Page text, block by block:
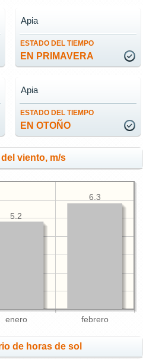
ESTADO DEL TIEMPO
EN PRIMAVERA
Apia
ESTADO DEL TIEMPO
EN OTOÑO
Apia
viento, m/s
enero febrero
6.3
5.2
de horas de sol